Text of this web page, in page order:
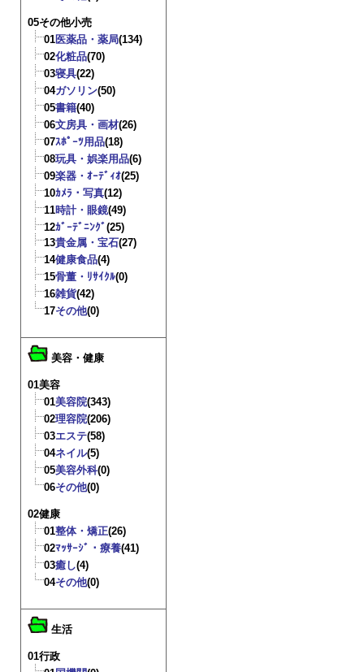
05その他小売
01医薬品・薬局(134)
02化粧品(70)
03寝具(22)
04ガソリン(50)
05書籍(40)
06文房具・画材(26)
07ｽﾎﾟｰﾂ用品(18)
08玩具・娯楽用品(6)
09楽器・ｵｰﾃﾞｨｵ(25)
10ｶﾒﾗ・写真(12)
11時計・眼鏡(49)
12ｶﾞｰﾃﾞﾆﾝｸﾞ(25)
13貴金属・宝石(27)
14健康食品(4)
15骨董・ﾘｻｲｸﾙ(0)
16雑貨(42)
17その他(0)
美容・健康
01美容
01美容院(343)
02理容院(206)
03エステ(58)
04ネイル(5)
05美容外科(0)
06その他(0)
02健康
01整体・矯正(26)
02ﾏｯｻｰｼﾞ・療養(41)
03癒し(4)
04その他(0)
生活
01行政